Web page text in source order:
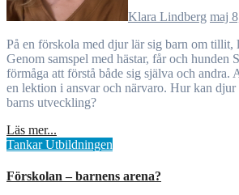
Klara Lindberg maj
På en förskola med djur lär sig barn om tillit, ledarskap och empati.
Genom samspel med hästar, får och hunden
förmåga att förstå både sig själva och andra.
en lektion i ansvar och närvaro. Hur kan
barns utveckling?
Läs mer...
TankarUtbildningen
Förskolan – barnens arena?